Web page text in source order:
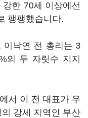
한 70세 이상에선
팽팽했습니다.
이낙연 전 총리는 3
의 두 자릿수 지지
서 이 전 대표가 우
강세 지역인 부산